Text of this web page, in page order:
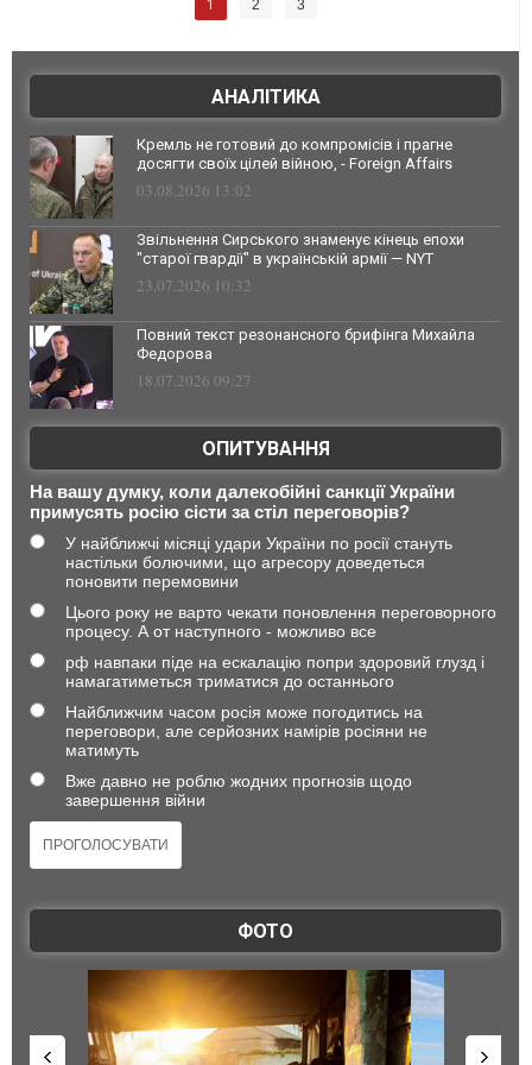
1 2 3
АНАЛІТИКА
Кремль не готовий до компромісів і прагне
досягти своїх цілей війною, - Foreign Affairs
03.08.2026 13:02
Звільнення Сирського знаменує кінець епохи
"старої гвардії" в українській армії — NYT
23.07.2026 10:32
Повний текст резонансного брифінга Михайла
Федорова
18.07.2026 09:27
ОПИТУВАННЯ
На вашу думку, коли далекобійні санкції України
примусять росію сісти за стіл переговорів?
У найближчі місяці удари України по росії стануть
настільки болючими, що агресору доведеться
поновити перемовини
Цього року не варто чекати поновлення переговорного
процесу. А от наступного - можливо все
рф навпаки піде на ескалацію попри здоровий глузд і
намагатиметься триматися до останнього
Найближчим часом росія може погодитись на
переговори, але серйозних намірів росіяни не
матимуть
Вже давно не роблю жодних прогнозів щодо
завершення війни
ФОТО